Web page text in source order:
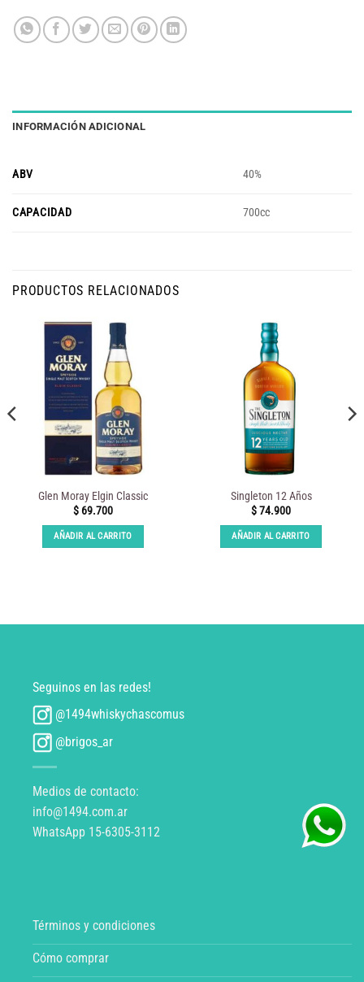
INFORMACIÓN ADICIONAL
ABV 40%
CAPACIDAD 700cc
PRODUCTOS RELACIONADOS
Glen Moray Elgin Classic
$ 69.700
AÑADIR AL CARRITO
Singleton 12 Años
$74.900
AÑADIR AL CARRITO
Seguinos en las redes!
@1494whiskychascomus
@brigos_ar
Medios de contacto:
info@1494.com.ar
WhatsApp 15-6305-3112
Términos y condiciones
Cómo comprar